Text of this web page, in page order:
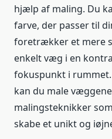
hjælp af maling. Du
farve, der passer til
foretrækker et mere
enkelt væg i en
fokuspunkt i
kan du male
malingsteknikker
skabe et unikt og